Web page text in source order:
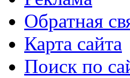
Обратная
Карта сайта
Поиск по